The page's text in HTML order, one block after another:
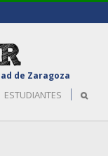
de Zaragoza
ESTUDIANTES